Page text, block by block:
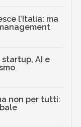
l’Italia: ma
AI e
non per tutti: